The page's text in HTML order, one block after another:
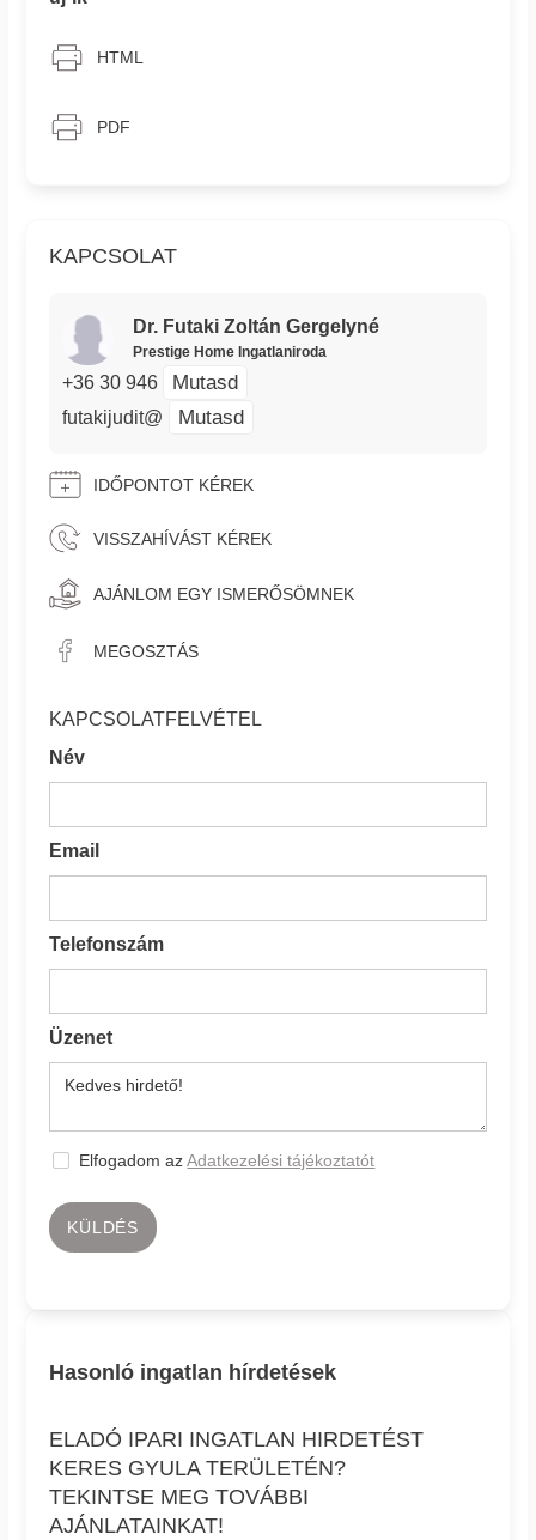
KAPCSOLAT
Dr. Futaki Zoltán Gergelyné
Prestige Home Ingatlaniroda
+36 30 946 Mutasd
futakijudit@ Mutasd
IDŐPONTOT KÉREK
VISSZAHÍVÁST KÉREK
AJÁNLOM EGY ISMERŐSÖMNEK
MEGOSZTÁS
KAPCSOLATFELVÉTEL
Név
Email
Telefonszám
Üzenet
Elfogadom azAdatkezelési tájékoztatót
KÜLDÉS
HTML
PDF
Hasonló ingatlan hírdetések
ELADÓ IPARI INGATLAN HIRDETÉST
KERES GYULA TERÜLETÉN?
TEKINTSE MEG TOVÁBBI
AJÁNLATAINKAT!